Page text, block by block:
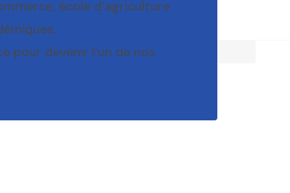
école d’agriculture
pour devenir l’un de nos